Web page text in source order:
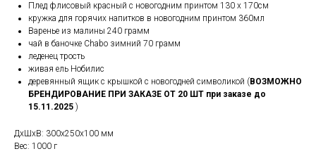
Плед флисовый красный с новогодним принтом 130 х 170см
кружка для горячих напитков в новогодним принтом 360мл
Варенье из малины 240 грамм
чай в баночке Chabo зимний 70 грамм
леденец трость
живая ель Нобилис
деревянный ящик с крышкой с новогодней символикой ( ВОЗМОЖНО
БРЕНДИРОВАНИЕ ПРИ ЗАКАЗЕ ОТ 20 ШТ при заказе до
15.11.2025 )
ДxШxВ: 300x250x100 мм
Вес: 1000 г